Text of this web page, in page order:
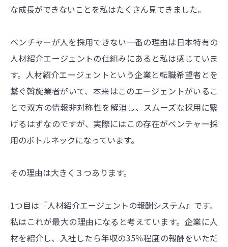
な成長ができないことを私はたくさん見てきました。
ベンチャーが人を採用できない一番の理由は日本特有の
人材紹介エージェントの仕組みにあると私は感じていま
す。人材紹介エージェントという企業と転職希望者とを
繋ぐ斡旋業者がいて、本来はこのエージェントがいるこ
とで双方の情報非対称性を解消し、スムーズな採用に繋
げるはずなのですが、実際にはこの存在がベンチャー採
用のボトルネックになっています。
その理由は大きく３つあります。
1つ目は『人材紹介エージェントの報酬システム』です。
私はこれが最大の理由になると考えています。企業に人
材を紹介し、入社したら年収の35％程度の報酬をいただ